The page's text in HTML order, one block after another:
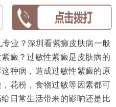
？深圳看紫癜皮肤病一般
癜？过敏性紫癜是皮肤病的
种病，造成过敏性紫癜的原
花粉，食物过敏等因素都可
日常生活带来的影响还是比